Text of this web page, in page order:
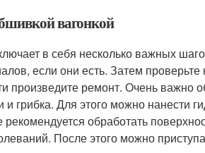
вагонкой
в себя несколько важных
если они есть. Затем
произведите ремонт. Очень важно
грибка. Для этого можно нанести
обработать
После этого можно